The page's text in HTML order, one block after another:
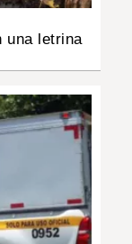
una letrina